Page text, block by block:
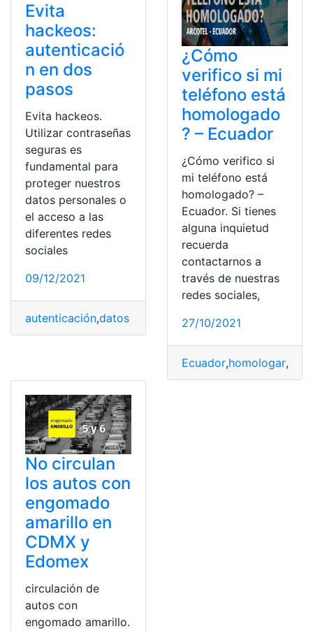
Evita
hackeos:
autenticació
n en dos
pasos
Evita hackeos.
Utilizar contraseñas
seguras es
fundamental para
proteger nuestros
datos personales o
el acceso a las
diferentes redes
sociales
09/12/2021
autenticación,datos personales,hackeos,redes
¿Cómo
verifico si mi
teléfono está
homologado
? – Ecuador
¿Cómo verifico si
mi teléfono está
homologado? –
Ecuador. Si tienes
alguna inquietud
recuerda
contactarnos a
través de nuestras
redes sociales,
27/10/2021
Ecuador,homologar,
No circulan
los autos con
engomado
amarillo en
CDMX y
Edomex
circulación de
autos con
engomado amarillo.